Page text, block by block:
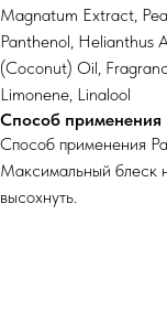
Magnatum Extract,
Panthenol, Helianthus
(Coconut) Oil,
Limonene, Linalool
Способ применения
Способ применения
Максимальный блеск
высохнуть.